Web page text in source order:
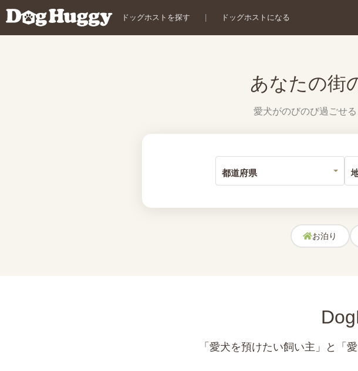
ドッグホストを探す ドッグホストになる
あなたの街
愛犬がのびのび過ごせ
お泊り
「愛犬を預けたい飼い主」と「